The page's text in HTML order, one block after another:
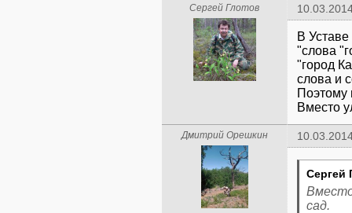
Сергей Глотов
В Уставе
"слова
"город
слова и
Поэтому
Вместо
Дмитрий Орешкин
Сергей
сад.